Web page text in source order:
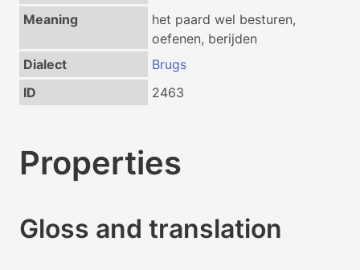
Meaning
het paard wel besturen,
oefenen, berijden
Dialect
Brugs
ID
2463
Properties
Gloss and translation